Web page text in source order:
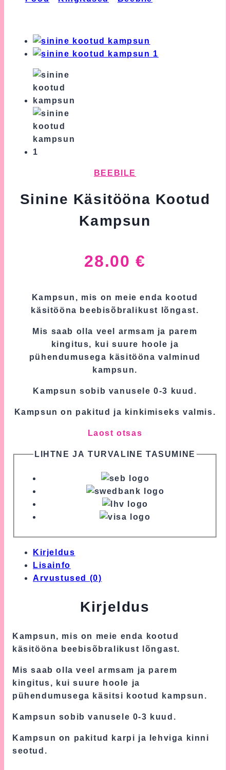
BEEBILE
Sinine Käsitööna Kootud
Kampsun
28.00 €
Kampsun, mis on meie enda kootud
käsitööna beebisõbralikust lõngast.
Mis saab olla veel armsam ja parem
kingitus, kui suure hoole ja
pühendumusega käsitööna valminud
kampsun.
Kampsun sobib vanusele 0-3 kuud.
Kampsun on pakitud ja kinkimiseks valmis.
Laost otsas
LIHTNE JA TURVALINE TASUMINE
Kirjeldus
Lisainfo
Arvustused (0)
Kirjeldus
Kampsun, mis on meie enda kootud
käsitööna beebisõbralikust lõngast.
Mis saab olla veel armsam ja parem
kingitus, kui suure hoole ja
pühendumusega käsitsi kootud kampsun.
Kampsun sobib vanusele 0-3 kuud.
Kampsun on pakitud karpi ja lehviga kinni
seotud.